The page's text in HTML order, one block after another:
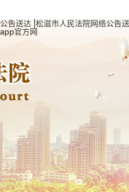
公告送达 |松滋市人民法院网络公告
app官方网